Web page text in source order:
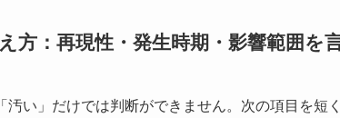
方：再現性・発生時期・影響範囲を
汚い」だけでは判断ができません。次の項目を短